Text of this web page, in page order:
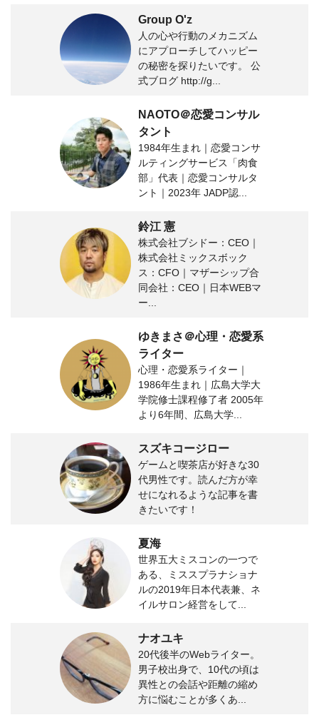
Group O'z
人の心や行動のメカニズム
にアプローチしてハッピー
の秘密を探りたいです。 公
式ブログ http://g...
NAOTO＠恋愛コンサル
タント
1984年生まれ｜恋愛コンサ
ルティングサービス「肉食
部」代表｜恋愛コンサルタ
ント｜2023年 JADP認...
鈴江 憲
株式会社ブシドー：CEO｜
株式会社ミックスボック
ス：CFO｜マザーシップ合
同会社：CEO｜日本WEBマ
ー...
ゆきまさ＠心理・恋愛系
ライター
心理・恋愛系ライター｜
1986年生まれ｜広島大学大
学院修士課程修了者 2005年
より6年間、広島大学...
スズキコージロー
ゲームと喫茶店が好きな30
代男性です。読んだ方が幸
せになれるような記事を書
きたいです！
夏海
世界五大ミスコンの一つで
ある、ミススプラナショナ
ルの2019年日本代表兼、ネ
イルサロン経営をして...
ナオユキ
20代後半のWebライター。
男子校出身で、10代の頃は
異性との会話や距離の縮め
方に悩むことが多くあ...